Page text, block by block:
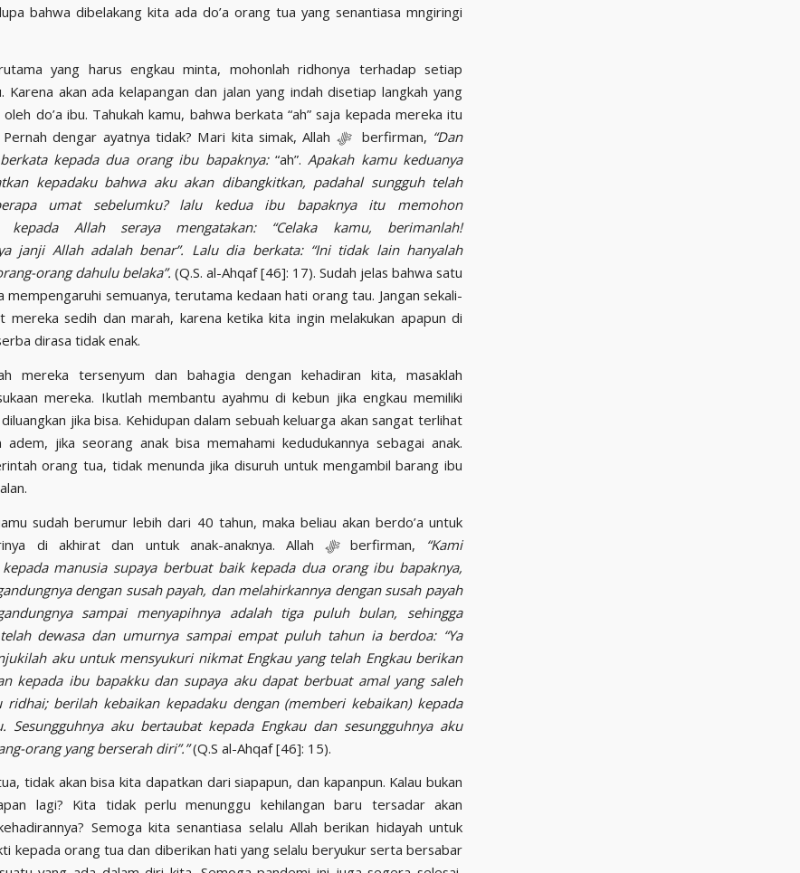
bahwa dibelakang kita ada do’a orang tua yang senantiasa mngiringi
yang harus engkau minta, mohonlah ridhonya terhadap setiap
Karena akan ada kelapangan dan jalan yang indah disetiap langkah yang
do’a ibu. Tahukah kamu, bahwa berkata “ah” saja kepada mereka itu
dengar ayatnya tidak? Mari kita simak, Allah
ﷻ berfirman, “Dan
kepada dua orang ibu bapaknya:“ah”.Apakah kamu keduanya
kepadaku bahwa aku akan dibangkitkan, padahal sungguh telah
umat sebelumku? lalu kedua ibu bapaknya itu memohon
kepada Allah seraya mengatakan: “Celaka kamu, berimanlah!
janji Allah adalah benar”. Lalu dia berkata: “Ini tidak lain hanyalah
orang dahulu belaka”. (Q.S. al-Ahqaf [46]: 17). Sudah jelas bahwa satu
mempengaruhi semuanya, terutama kedaan hati orang tau. Jangan sekali-
mereka sedih dan marah, karena ketika kita ingin melakukan apapun di
dirasa tidak enak.
mereka tersenyum dan bahagia dengan kehadiran kita, masaklah
mereka. Ikutlah membantu ayahmu di kebun jika engkau memiliki
jika bisa. Kehidupan dalam sebuah keluarga akan sangat terlihat
jika seorang anak bisa memahami kedudukannya sebagai anak.
orang tua, tidak menunda jika disuruh untuk mengambil barang ibu
sudah berumur lebih dari 40 tahun, maka beliau akan berdo’a untuk
di akhirat dan untuk anak-anaknya. Allah
ﷻ berfirman, “Kami
manusia supaya berbuat baik kepada dua orang ibu bapaknya,
dengan susah payah, dan melahirkannya dengan susah payah
sampai menyapihnya adalah tiga puluh bulan, sehingga
dewasa dan umurnya sampai empat puluh tahun ia berdoa: “Ya
aku untuk mensyukuri nikmat Engkau yang telah Engkau berikan
kepada ibu bapakku dan supaya aku dapat berbuat amal yang saleh
ridhai; berilah kebaikan kepadaku dengan (memberi kebaikan) kepada
Sesungguhnya aku bertaubat kepada Engkau dan sesungguhnya aku
orang yang berserah diri”.”(Q.S al-Ahqaf [46]: 15).
tidak akan bisa kita dapatkan dari siapapun, dan kapanpun. Kalau bukan
lagi? Kita tidak perlu menunggu kehilangan baru tersadar akan
Semoga kita senantiasa selalu Allah berikan hidayah untuk
kepada orang tua dan diberikan hati yang selalu beryukur serta bersabar